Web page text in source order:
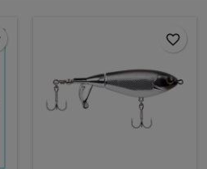
favorite_border